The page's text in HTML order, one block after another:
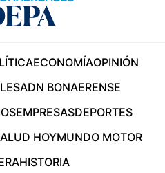
ECONOMÍAOPINIÓN
ADN BONAERENSE
EMPRESASDEPORTES
HOYMUNDO MOTOR
HISTORIA